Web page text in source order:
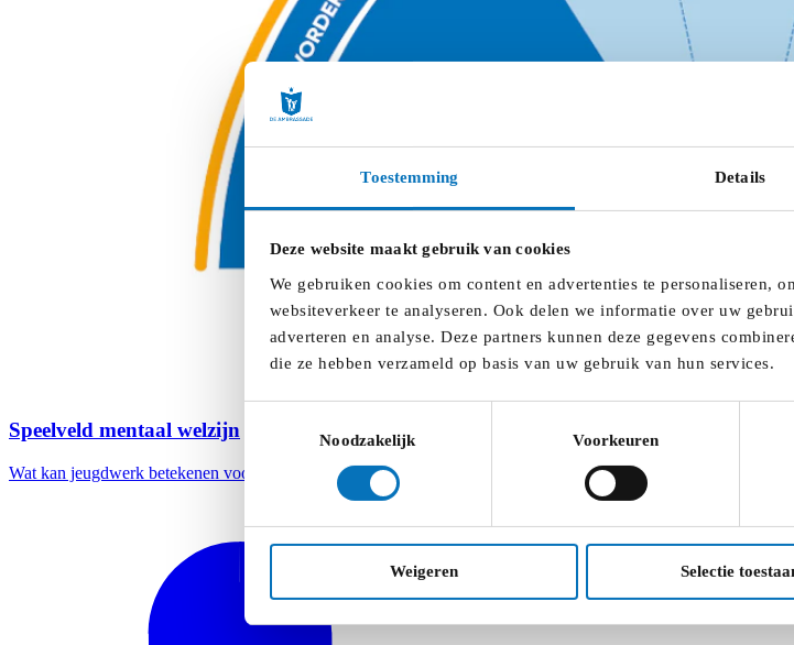
Toestemming Details
Deze website maakt gebruik van cookies
We gebruiken cookies om content en advertenties te personaliseren,
websiteverkeer te analyseren. Ook delen we informatie over uw
adverteren en analyse. Deze partners kunnen deze gegevens
die ze hebben verzameld op basis van uw gebruik van hun services.
Noodzakelijk
Voorkeuren
Weigeren Selectie
Speelveld mentaal welzijn
Wat kan jeugdwerk betekenen voor het mentale welzijn van jongeren? We bieden jou handvaten aan.